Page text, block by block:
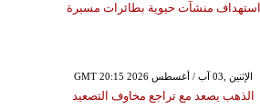
استهداف منشآت حيوية بطائرات مسيرة
GMT 20:15 2026 الإثنين ,03 آب / أغسطس
الذهب يصعد مع تراجع مخاوف التصعيد